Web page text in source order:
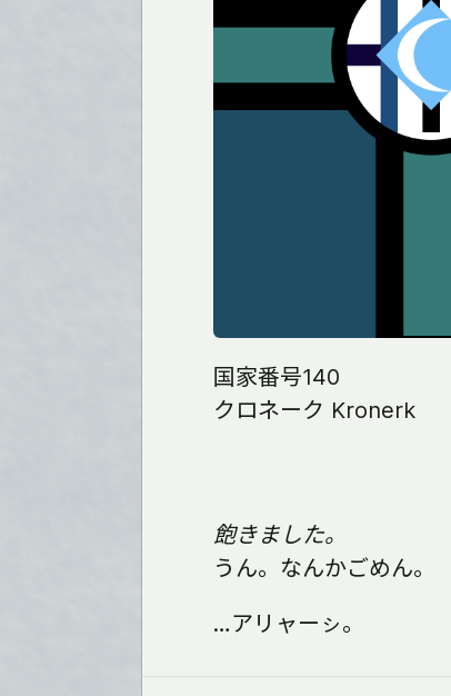
国家番号140
クロネーク Kronerk
飽きました。
うん。なんかごめん。
…アリャーㇱ。